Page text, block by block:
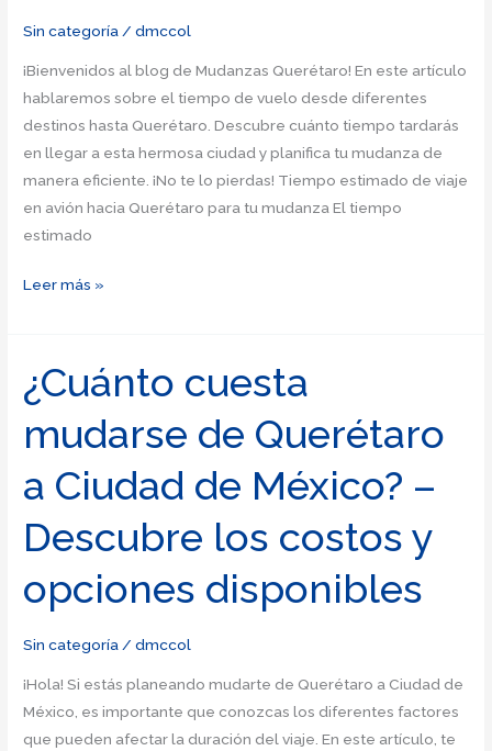
Sin categoría /dmccol
¡Bienvenidos al blog de Mudanzas Querétaro! En este artículo
hablaremos sobre el tiempo de vuelo desde diferentes
destinos hasta Querétaro. Descubre cuánto tiempo tardarás
en llegar a esta hermosa ciudad y planifica tu mudanza de
manera eficiente. ¡No te lo pierdas! Tiempo estimado de viaje
en avión hacia Querétaro para tu mudanza El tiempo
estimado
El
vuelo:
¿Cuánto
en
llegar
a
Querétaro
avión?
Leer más »
¿Cuánto cuesta
mudarse de Querétaro
a Ciudad de México? –
Descubre los costos y
opciones disponibles
Sin categoría/dmccol
¡Hola! Si estás planeando mudarte de Querétaro a Ciudad de
México, es importante que conozcas los diferentes factores
que pueden afectar la duración del viaje. En este artículo, te